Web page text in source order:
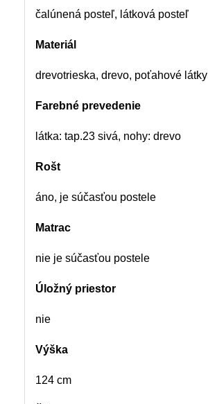
čalúnená posteľ, látková posteľ
Materiál
drevotrieska, drevo, poťahové látky
Farebné prevedenie
látka: tap.23 sivá, nohy: drevo
Rošt
áno, je súčasťou postele
Matrac
nie je súčasťou postele
Úložný priestor
nie
Výška
124 cm